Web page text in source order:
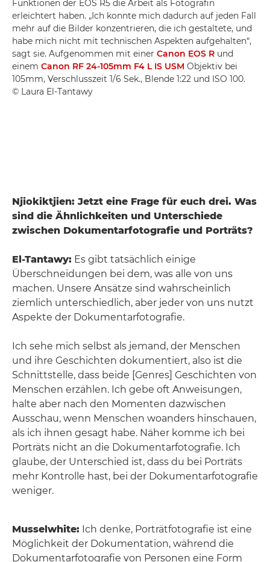
Funktionen der EOS R5 die Arbeit als Fotografin
erleichtert haben. „Ich konnte mich dadurch auf jeden Fall
mehr auf die Bilder konzentrieren, die ich gestaltete, und
habe mich nicht mit technischen Aspekten aufgehalten“,
sagt sie. Aufgenommen mit einer Canon EOS R und
einem Canon RF 24-105mm F4 L IS USM Objektiv bei
105mm, Verschlusszeit 1/6 Sek., Blende 1:22 und ISO 100.
© Laura El-Tantawy
Njiokiktjien: Jetzt eine Frage für euch drei. Was
sind die Ähnlichkeiten und Unterschiede
zwischen Dokumentarfotografie und Porträts?
El-Tantawy: Es gibt tatsächlich einige
Überschneidungen bei dem, was alle von uns
machen. Unsere Ansätze sind wahrscheinlich
ziemlich unterschiedlich, aber jeder von uns nutzt
Aspekte der Dokumentarfotografie.
Ich sehe mich selbst als jemand, der Menschen
und ihre Geschichten dokumentiert, also ist die
Schnittstelle, dass beide [Genres] Geschichten von
Menschen erzählen. Ich gebe oft Anweisungen,
halte aber nach den Momenten dazwischen
Ausschau, wenn Menschen woanders hinschauen,
als ich ihnen gesagt habe. Näher komme ich bei
Porträts nicht an die Dokumentarfotografie. Ich
glaube, der Unterschied ist, dass du bei Porträts
mehr Kontrolle hast, bei der Dokumentarfotografie
weniger.
Musselwhite: Ich denke, Porträtfotografie ist eine
Möglichkeit der Dokumentation, während die
Dokumentarfotografie von Personen eine Form